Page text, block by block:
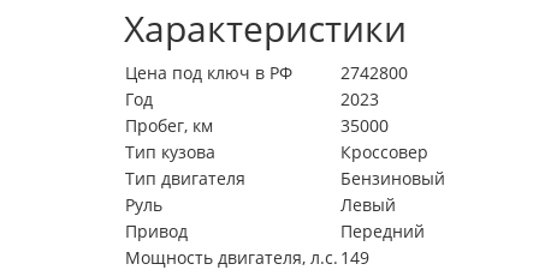
Характеристики
Цена под ключ в РФ
2742800
Год
2023
Пробег, км
35000
Тип кузова
Кроссовер
Тип двигателя
Бензиновый
Руль
Левый
Привод
Передний
Мощность двигателя, л.с. 149